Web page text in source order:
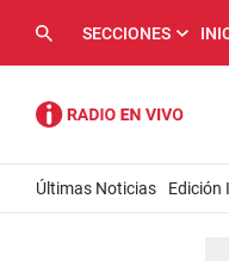
SECCIONES
Últimas Noticias Edición